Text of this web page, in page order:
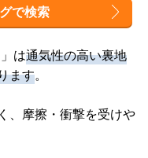
で検索
は通気性の高い裏地
ます。
、摩擦・衝撃を受けや